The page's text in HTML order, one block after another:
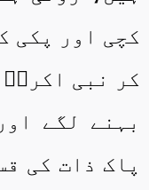
کچی اور پکی
کر نبی اکرمؐ
بہنے لگے
پاک ذات کی